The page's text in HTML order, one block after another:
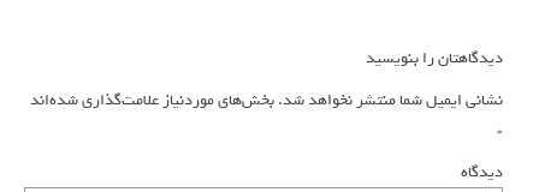
دیدگاهتان را بنویسید
نشانی ایمیل شما منتشر نخواهد شد.بخش‌های موردنیاز علامت‌گذاری شده‌اند
*
دیدگاه